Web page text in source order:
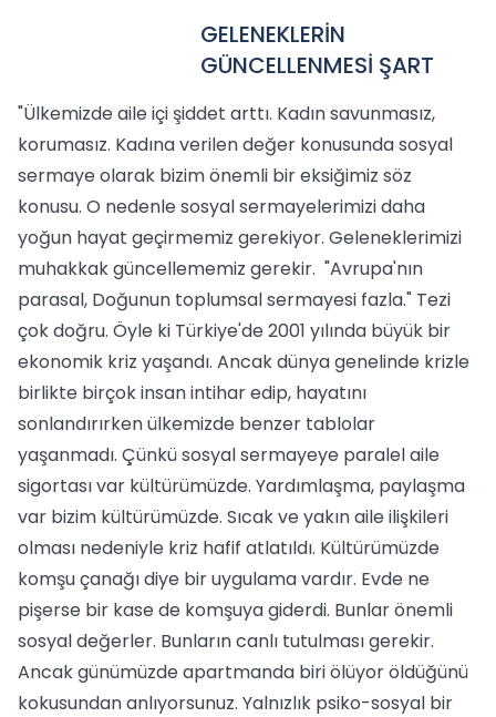
GELENEKLERİN
GÜNCELLENMESİ ŞART
"Ülkemizde aile içi şiddet arttı. Kadın savunmasız,
korumasız. Kadına verilen değer konusunda sosyal
sermaye olarak bizim önemli bir eksiğimiz söz
konusu. O nedenle sosyal sermayelerimizi daha
yoğun hayat geçirmemiz gerekiyor. Geleneklerimizi
muhakkak güncellememiz gerekir. "Avrupa'nın
parasal, Doğunun toplumsal sermayesi fazla." Tezi
çok doğru. Öyle ki Türkiye'de 2001 yılında büyük bir
ekonomik kriz yaşandı. Ancak dünya genelinde krizle
birlikte birçok insan intihar edip, hayatını
sonlandırırken ülkemizde benzer tablolar
yaşanmadı. Çünkü sosyal sermayeye paralel aile
sigortası var kültürümüzde. Yardımlaşma, paylaşma
var bizim kültürümüzde. Sıcak ve yakın aile ilişkileri
olması nedeniyle kriz hafif atlatıldı. Kültürümüzde
komşu çanağı diye bir uygulama vardır. Evde ne
pişerse bir kase de komşuya giderdi. Bunlar önemli
sosyal değerler. Bunların canlı tutulması gerekir.
Ancak günümüzde apartmanda biri ölüyor öldüğünü
kokusundan anlıyorsunuz. Yalnızlık psiko-sosyal bir